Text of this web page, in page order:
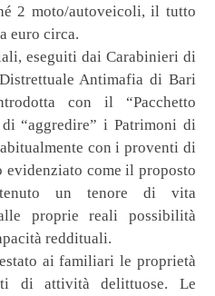
2 moto/autoveicoli, il tutto
euro circa.
eseguiti dai Carabinieri di
Antimafia di Bari
con il “Pacchetto
“aggredire” i Patrimoni di
con i proventi di
come il proposto
un tenore di vita
proprie reali possibilità
reddituali.
ai familiari le proprietà
di attività delittuose. Le